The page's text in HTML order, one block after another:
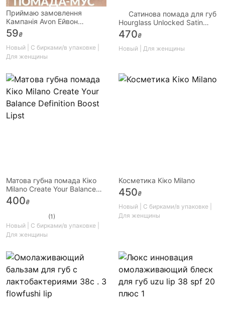
Приймаю замовлення
Кампанія Avon Ейвон
08/2026
59₴
Новый | С бирками/в упаковке |
Для женщины
Сатинова помада для губ
Hourglass Unlocked Satin
Creme Lipstick. Оригінал
470₴
Новый | Для женщины
Матова губна помада Кіко
Milano Create Your Balance
Definition Boost Lipst
400₴
(1)
Новый | С бирками/в упаковке |
Для женщины
Косметика Кіко Milano
450₴
Новый | С бирками/в упаковке |
Для женщины